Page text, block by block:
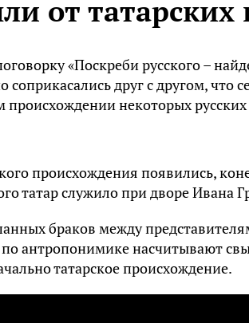
от татарских
«Поскреби русского –
соприкасались друг с другом, что
происхождении некоторых
происхождения появились,
татар служило при дворе Ивана
браков между
по антропонимике насчитывают
татарское происхождение.